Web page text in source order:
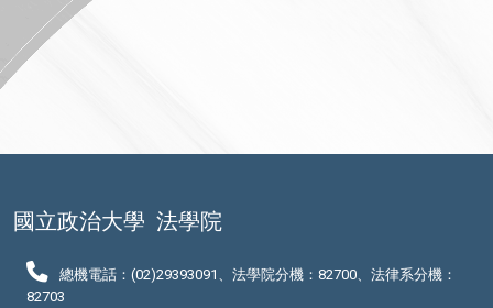
國立政治大學 法學院
總機電話：(02)29393091、法學院分機：82700、法律系分機：
82703